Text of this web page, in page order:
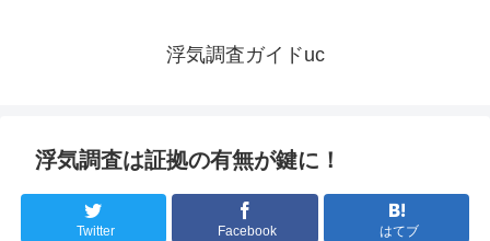
浮気調査ガイドuc
浮気調査は証拠の有無が鍵に！
Twitter Facebook はてブ